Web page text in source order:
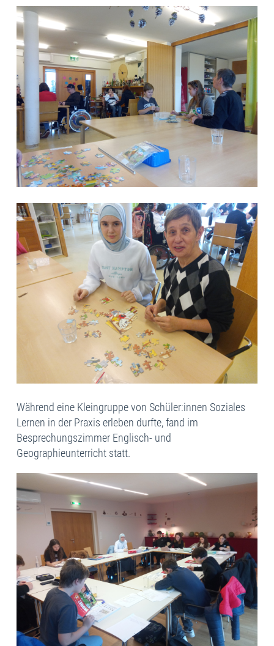
Während eine Kleingruppe von Schüler:innen Soziales
Lernen in der Praxis erleben durfte, fand im
Besprechungszimmer Englisch- und
Geographieunterricht statt.